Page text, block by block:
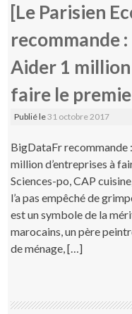
[Le Parisien
recommande
Aider 1
faire le
Publié le31 octobre 2017
BigDataFr recommande
million d’entreprises à
Sciences-po, CAP
l’a pas empêché de
est un symbole de la
marocains, un père
de ménage, […]